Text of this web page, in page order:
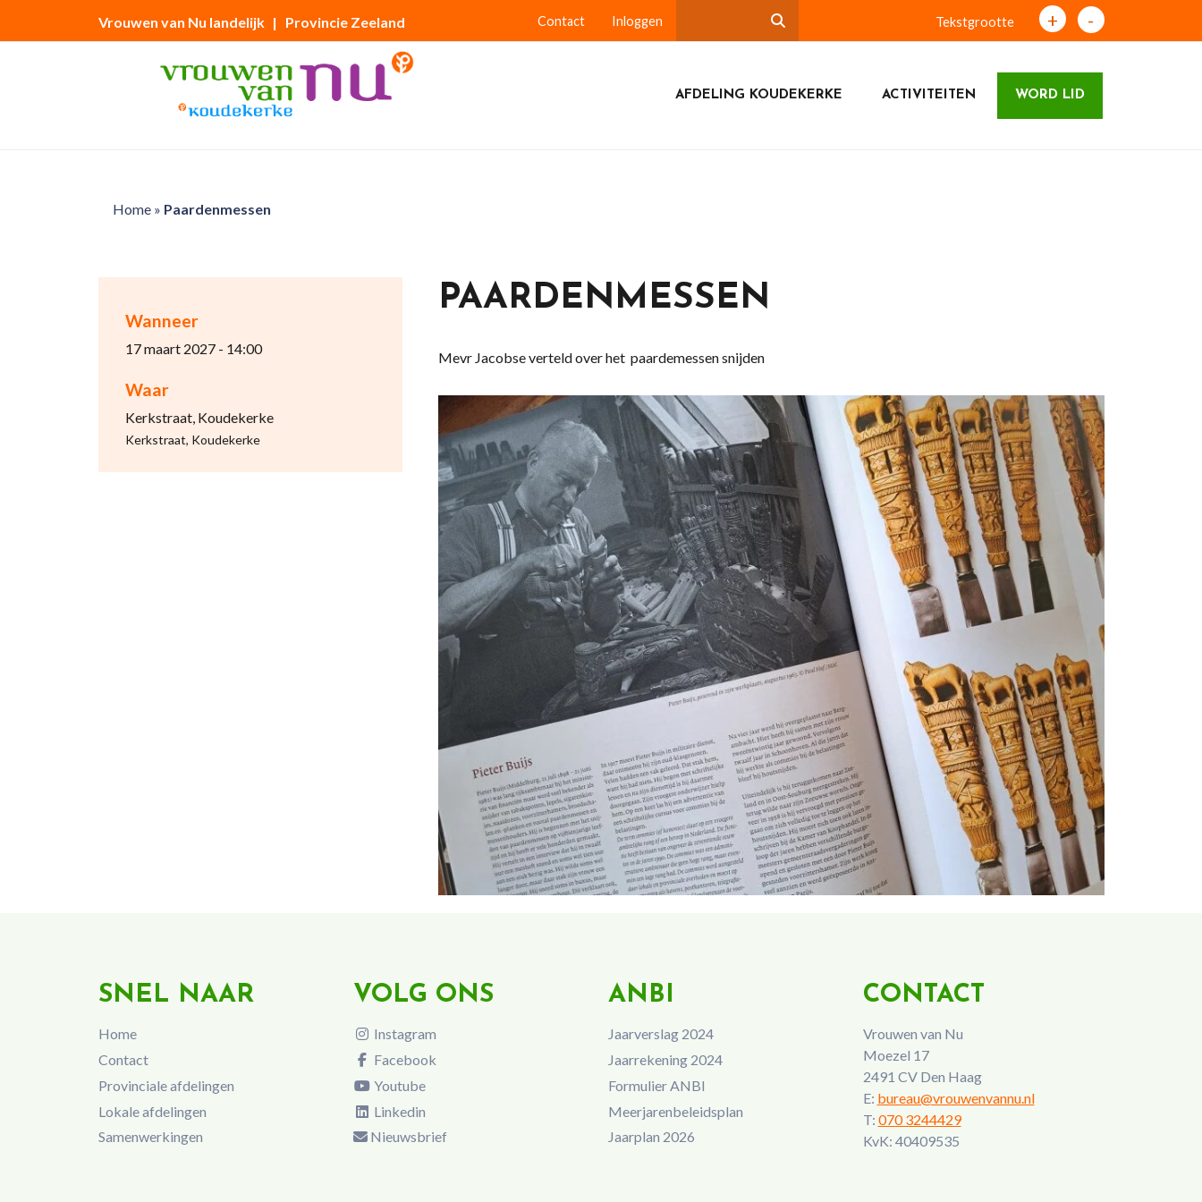
Vrouwen van Nu landelijk | Provincie Zeeland Contact Inloggen Tekstgrootte + -
AFDELING KOUDEKERKE ACTIVITEITEN WORD LID
Home» Paardenmessen
Wanneer
17 maart 2027 - 14:00
Waar
Kerkstraat, Koudekerke
Kerkstraat, Koudekerke
PAARDENMESSEN
Mevr Jacobse verteld over het paardemessen snijden
SNEL NAAR
Home
Contact
Provinciale afdelingen
Lokale afdelingen
Samenwerkingen
VOLG ONS
Instagram
Facebook
Youtube
Linkedin
Nieuwsbrief
ANBI
Jaarverslag 2024
Jaarrekening 2024
Formulier ANBI
Meerjarenbeleidsplan
Jaarplan 2026
CONTACT
Vrouwen van Nu
Moezel 17
2491 CV Den Haag
E: bureau@vrouwenvannu.nl
T: 070 3244429
KvK: 40409535